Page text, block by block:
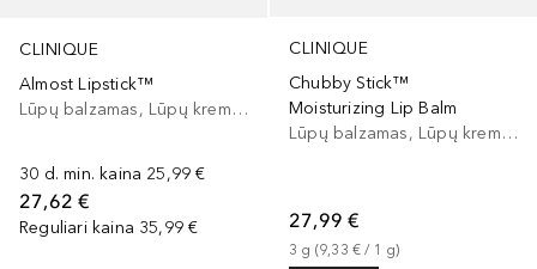
CLINIQUE
Almost Lipstick™
Lūpų balzamas, Lūpų kremas
30 d. min. kaina 25,99 €
27,62 €
Reguliari kaina 35,99 €
CLINIQUE
Chubby Stick™
Moisturizing Lip Balm
Lūpų balzamas, Lūpų kremas
27,99 €
3 g (9,33 € / 1 g)